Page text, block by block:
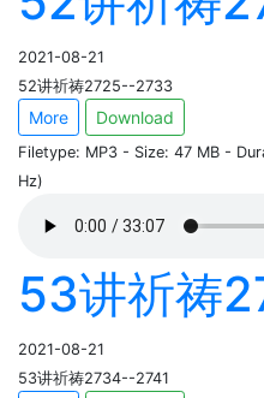
2021-08-21
52讲祈祷2725--2733
More Download
Filetype: MP3 - Size: 47 MB -
Hz)
53讲祈祷
2021-08-21
53讲祈祷2734--2741